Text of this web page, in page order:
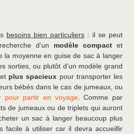
besoins bien particuliers : il se peut
d'un modèle compact et
la moyenne en guise de sac à langer
sorties, ou plutôt d'un modèle grand
plus spacieux pour transporter les
bébés dans le cas de jumeaux, ou
pour partir en voyage. Comme par
de jumeaux ou de triplets qui auront
un sac à langer beaucoup plus
facile à utiliser car il devra accueillir